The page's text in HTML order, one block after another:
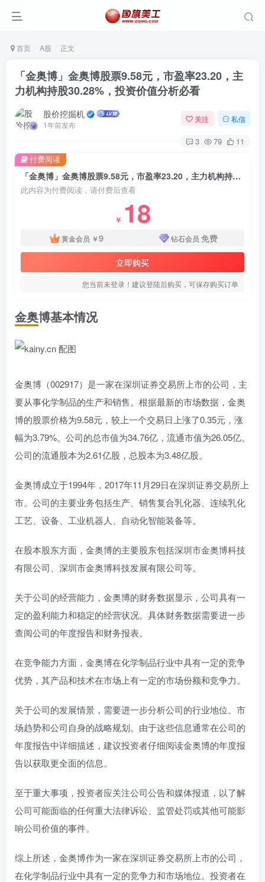
首页 A股 正文
「金奥博」金奥博股票9.58元，市盈率23.20，主
力机构持股30.28%，投资价值分析必看
股价挖掘机
1年前发布
关注 私信
3 79 11
「金奥博」金奥博股票9.58元，市盈率23.20，主力机构持股30.28%，投资价值分析必看
此内容为付费阅读，请付费后查看
￥ 18
黄金会员 ￥9 钻石会员 免费
立即购买
您当前未登录！建议登陆后购买，可保存购买订单
付费阅读
金奥博基本情况
金奥博（002917）是一家在深圳证券交易所上市的公司，主
要从事化学制品的生产和销售。根据最新的市场数据，金奥
博的股票价格为9.58元，较上一个交易日上涨了0.35元，涨
幅为3.79%。公司的总市值为34.76亿，流通市值为26.05亿。
公司的流通股本为2.61亿股，总股本为3.48亿股。
金奥博成立于1994年，2017年11月29日在深圳证券交易所上
市。公司的主要业务包括生产、销售复合乳化器、连续乳化
工艺、设备、工业机器人、自动化智能装备等。
在股本股东方面，金奥博的主要股东包括深圳市金奥博科技
有限公司、深圳市金奥博科技发展有限公司等。
关于公司的经营能力，金奥博的财务数据显示，公司具有一
定的盈利能力和稳定的经营状况。具体财务数据需要进一步
查阅公司的年度报告和财务报表。
在竞争能力方面，金奥博在化学制品行业中具有一定的竞争
优势，其产品和技术在市场上有一定的市场份额和竞争力。
关于公司的发展情景，需要进一步分析公司的行业地位、市
场趋势和公司自身的战略规划。由于这些信息通常在公司的
年度报告中详细描述，建议投资者仔细阅读金奥博的年度报
告以获取更全面的信息。
至于重大事项，投资者应关注公司公告和媒体报道，以了解
公司可能面临的任何重大法律诉讼、监管处罚或其他可能影
响公司价值的事件。
综上所述，金奥博作为一家在深圳证券交易所上市的公司，
在化学制品行业中具有一定的竞争力和市场地位。投资者在